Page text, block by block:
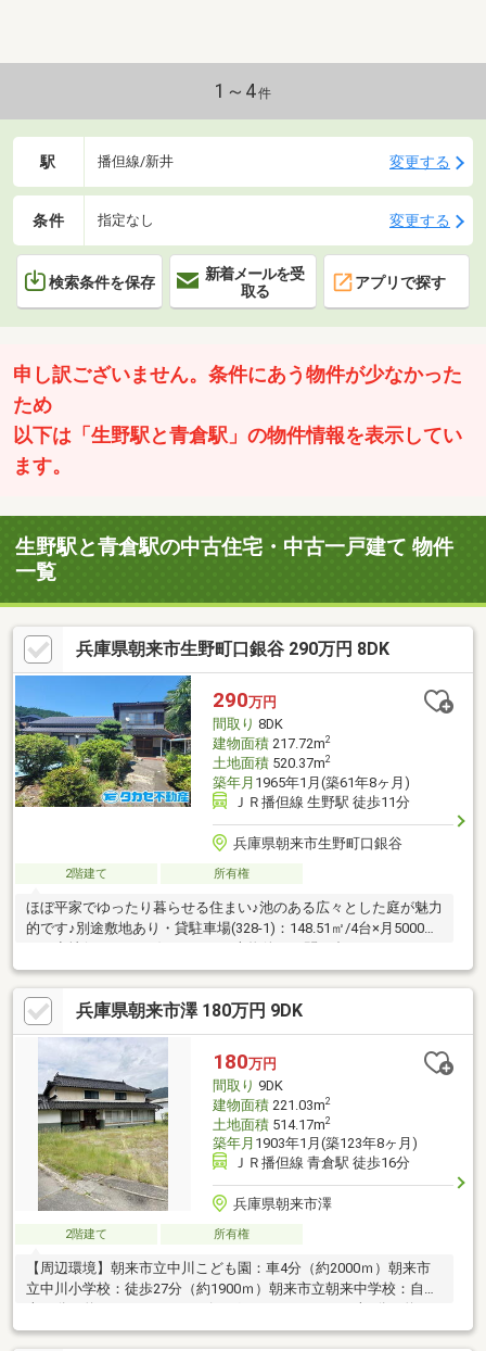
1～4件
駅 播但線/新井 変更する
条件 指定なし 変更する
検索条件を保存
新着メールを受
取る
アプリで探す
申し訳ございません。条件にあう物件が少なかった
ため
以下は「生野駅と青倉駅」の物件情報を表示してい
ます。
生野駅と青倉駅の中古住宅・中古一戸建て 物件
一覧
兵庫県朝来市生野町口銀谷 290万円 8DK
290万円
間取り 8DK
建物面積217.72m2
土地面積520.37m2
築年月 1965年1月(築61年8ヶ月)
ＪＲ播但線 生野駅 徒歩11分
兵庫県朝来市生野町口銀谷
2階建て 所有権
ほぼ平家でゆったり暮らせる住まい♪池のある広々とした庭が魅力
的です♪別途敷地あり・貸駐車場(328-1)：148.51㎡/4台×月5000
円・空地(567、571-8)：107.83㎡本物件のお問い合わせはタカセ
不動産 加西店まで！0790-35-8028お気軽にお問合せ下さい♪
兵庫県朝来市澤 180万円 9DK
180万円
間取り 9DK
建物面積221.03m2
土地面積514.17m2
築年月 1903年1月(築123年8ヶ月)
ＪＲ播但線 青倉駅 徒歩16分
兵庫県朝来市澤
2階建て 所有権
【周辺環境】朝来市立中川こども園：車4分（約2000ｍ）朝来市
立中川小学校：徒歩27分（約1900ｍ）朝来市立朝来中学校：自転
3700m）ローソン和田山久世田店：車5分（約3300m）中川郵便